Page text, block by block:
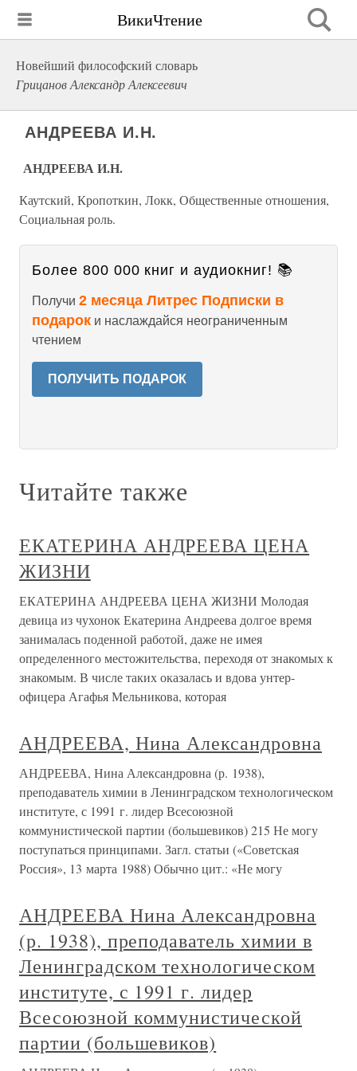
ВикиЧтение
Новейший философский словарь
Грицанов Александр Алексеевич
АНДРЕЕВА И.Н.
АНДРЕЕВА И.Н.
Каутский, Кропоткин, Локк, Общественные отношения,
Социальная роль.
Более 800 000 книг и аудиокниг! 📚
Получи 2 месяца Литрес Подписки в
подарок и наслаждайся неограниченным
чтением
ПОЛУЧИТЬ ПОДАРОК
Читайте также
ЕКАТЕРИНА АНДРЕЕВА ЦЕНА
ЖИЗНИ
ЕКАТЕРИНА АНДРЕЕВА ЦЕНА ЖИЗНИ Молодая
девица из чухонок Екатерина Андреева долгое время
занималась поденной работой, даже не имея
определенного местожительства, переходя от знакомых к
знакомым. В числе таких оказалась и вдова унтер-
офицера Агафья Мельникова, которая
АНДРЕЕВА, Нина Александровна
АНДРЕЕВА, Нина Александровна (р. 1938),
преподаватель химии в Ленинградском технологическом
институте, с 1991 г. лидер Всесоюзной
коммунистической партии (большевиков) 215 Не могу
поступаться принципами. Загл. статьи («Советская
Россия», 13 марта 1988) Обычно цит.: «Не могу
АНДРЕЕВА Нина Александровна
(р. 1938), преподаватель химии в
Ленинградском технологическом
институте, с 1991 г. лидер
Всесоюзной коммунистической
партии (большевиков)